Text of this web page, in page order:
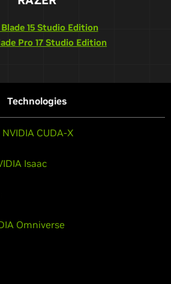
Blade 15 Studio Edition
Pro 17 Studio Edition
Technologies
NVIDIA CUDA-X
Isaac
Omniverse